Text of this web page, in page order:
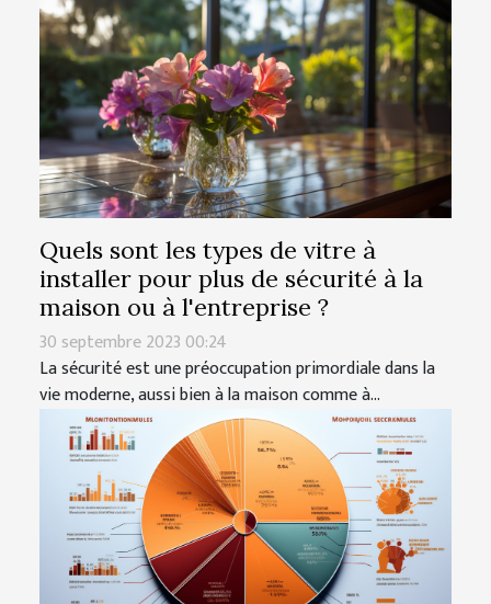
Quels sont les types de vitre à
installer pour plus de sécurité à la
maison ou à l'entreprise ?
30 septembre 2023 00:24
La sécurité est une préoccupation primordiale dans la
vie moderne, aussi bien à la maison comme à...